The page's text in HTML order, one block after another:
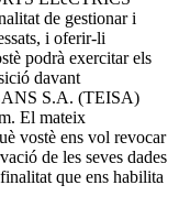
de gestionar i
i oferir-li
podrà exercitar els
davant
S.A. (TEISA)
El mateix
vostè ens vol revocar
de les seves dades
que ens habilita